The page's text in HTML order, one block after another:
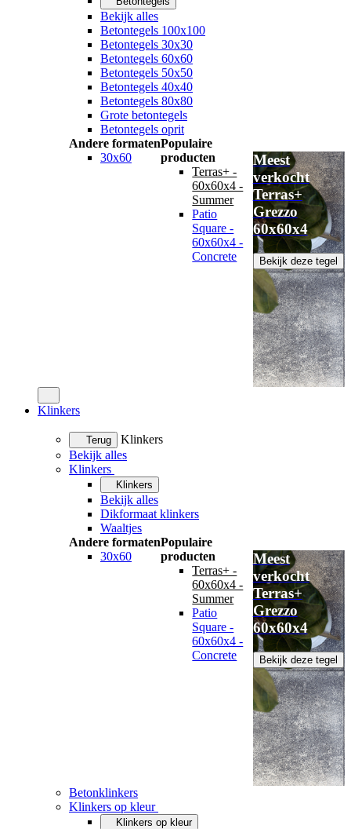
Bekijk alles
Betontegels 100x100
Betontegels 30x30
Betontegels 60x60
Betontegels 50x50
Betontegels 40x40
Betontegels 80x80
Grote betontegels
Betontegels oprit
Andere formaten
30x60
Populaire
producten
Terras+ -
60x60x4 -
Summer
Patio
Square -
60x60x4 -
Concrete
Meest
verkocht
Terras+
Grezzo
60x60x4
Bekijk deze tegel
Klinkers
Terug
Klinkers
Bekijk alles
Klinkers
Klinkers
Bekijk alles
Dikformaat klinkers
Waaltjes
Andere formaten
30x60
Populaire
producten
Terras+ -
60x60x4 -
Summer
Patio
Square -
60x60x4 -
Concrete
Meest
verkocht
Terras+
Grezzo
60x60x4
Bekijk deze tegel
Betonklinkers
Klinkers op kleur
Klinkers op kleur